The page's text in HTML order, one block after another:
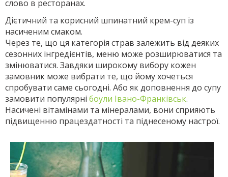
слово в ресторанах.
Дієтичний та корисний шпинатний крем-суп із
насиченим смаком.
Через те, що ця категорія страв залежить від деяких
сезонних інгредієнтів, меню може розширюватися та
змінюватися. Завдяки широкому вибору кожен
замовник може вибрати те, що йому хочеться
спробувати саме сьогодні. Або як доповнення до супу
замовити популярні боули Івано-Франківськ.
Насичені вітамінами та мінералами, вони сприяють
підвищенню працездатності та піднесеному настрої.